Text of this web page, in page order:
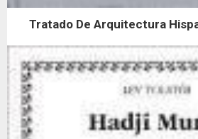
Tratado De Arquitectura